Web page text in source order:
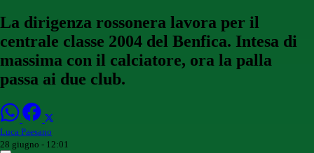
La dirigenza rossonera lavora per il
centrale classe 2004 del Benfica. Intesa di
massima con il calciatore, ora la palla
passa ai due club.
Luca Paesano
28 giugno - 12:01